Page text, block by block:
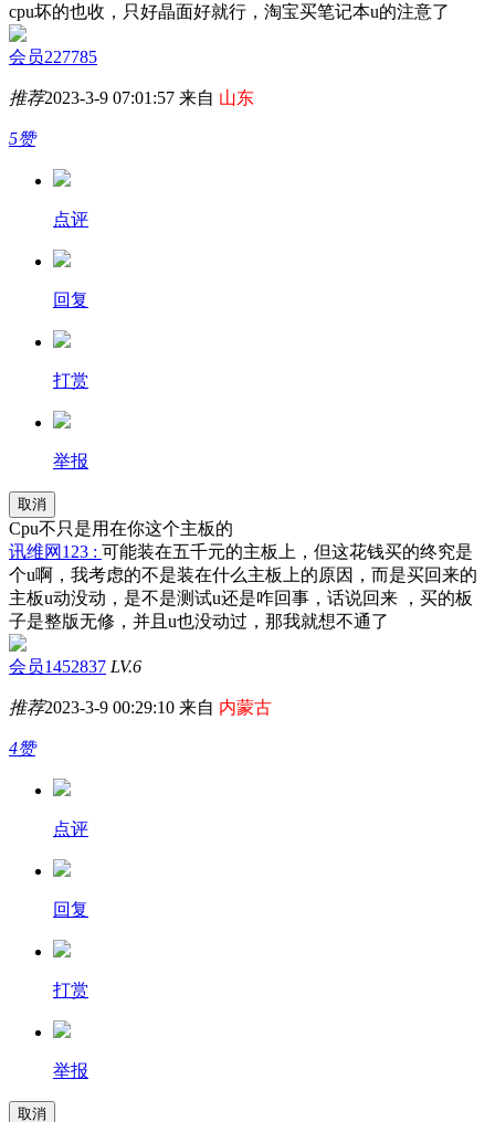
cpu坏的也收，只好晶面好就行，淘宝买笔记本u的注意了
会员227785
推荐2023-3-9 07:01:57 来自 山东
5赞
点评
回复
打赏
举报
取消
Cpu不只是用在你这个主板的
讯维网123 : 可能装在五千元的主板上，但这花钱买的终究是
个u啊，我考虑的不是装在什么主板上的原因，而是买回来的
主板u动没动，是不是测试u还是咋回事，话说回来 ，买的板
子是整版无修，并且u也没动过，那我就想不通了
会员1452837 LV.6
推荐2023-3-9 00:29:10 来自 内蒙古
4赞
点评
回复
打赏
举报
取消